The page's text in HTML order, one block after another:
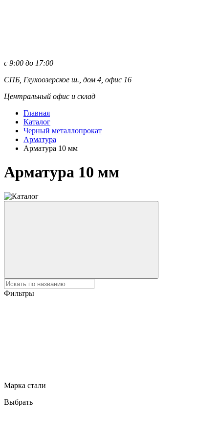
с 9:00 до 17:00
СПБ, Глухоозерское ш., дом 4, офис 16
Центральный офис и склад
Главная
Каталог
Черный металлопрокат
Арматура
Арматура 10 мм
Арматура 10 мм
Фильтры
Марка стали
Выбрать